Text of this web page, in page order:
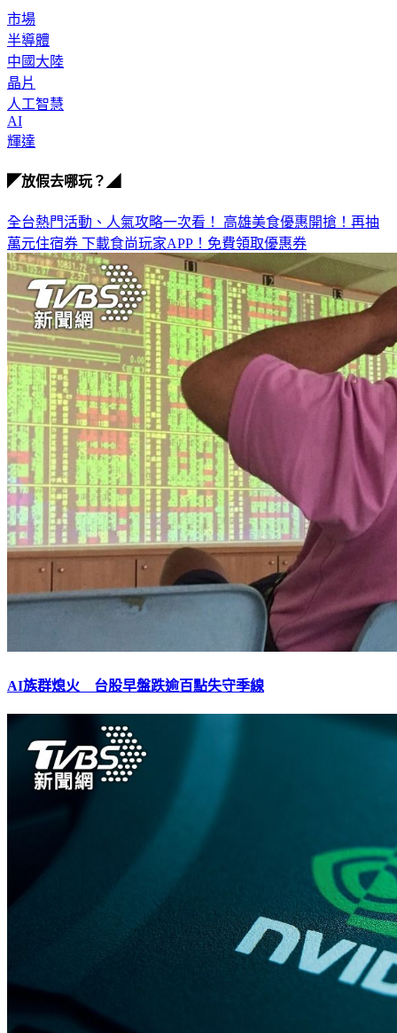
市場
半導體
中國大陸
晶片
人工智慧
AI
輝達
◤放假去哪玩？◢
全台熱門活動、人氣攻略一次看！ 高雄美食優惠開搶！再抽
萬元住宿券 下載食尚玩家APP！免費領取優惠券
AI族群熄火 台股早盤跌逾百點失守季線